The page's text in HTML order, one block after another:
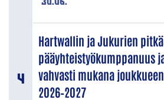
Hartwallin ja Jukurien
pääyhteistyökumppanuus
vahvasti mukana
2026–2027